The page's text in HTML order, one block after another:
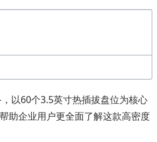
以60个3.5英寸热插拔盘位为核心
助企业用户更全面了解这款高密度